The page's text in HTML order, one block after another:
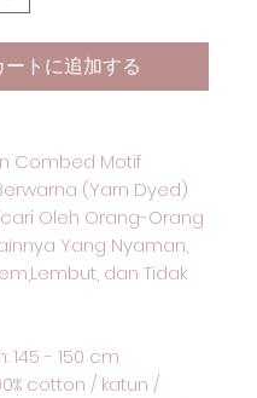
ートに追加する
Combed Motif
(Yarn Dyed)
Oleh Orang-Orang
Yang Nyaman,
dan Tidak
145 - 150 cm
cotton / katun /